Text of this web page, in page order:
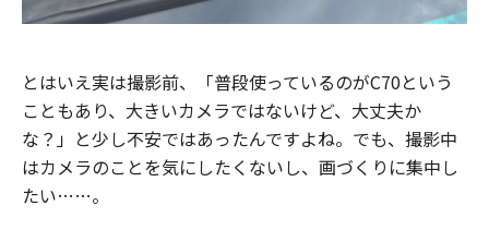
とはいえ実は撮影前、「普段使っているのがC70という
こともあり、大きいカメラではないけど、大丈夫か
な？」と少し不安ではあったんですよね。でも、撮影中
はカメラのことを気にしたくないし、画づくりに集中し
たい……。